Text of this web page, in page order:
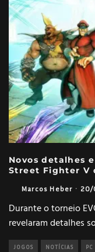
Novos detalhes
Street Fighter V
Marcos Heber · 20/
Durante o torneio
revelaram detalhes
JOGOS NOTÍCIAS PC